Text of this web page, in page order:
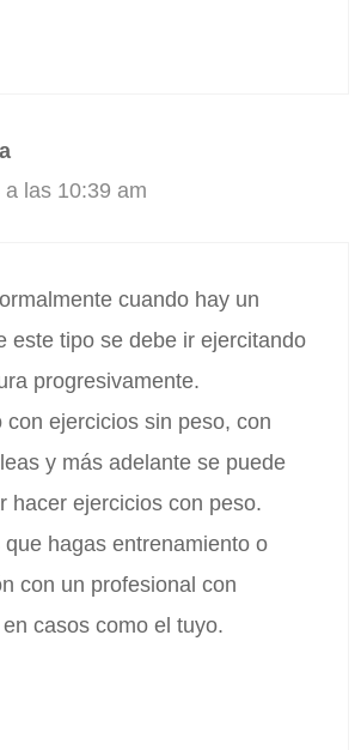
las 10:39 am
cuando hay un
este tipo se debe ir ejercitando
progresivamente.
con ejercicios sin peso, con
y más adelante se puede
hacer ejercicios con peso.
que hagas entrenamiento o
con un profesional con
casos como el tuyo.